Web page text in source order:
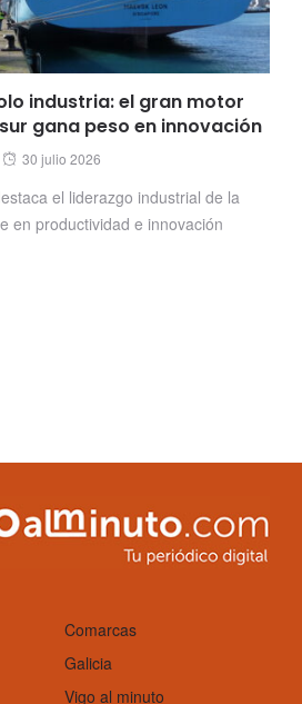
industria: el gran motor
gana peso en innovación
Posted
30 julio 2026
el liderazgo industrial de la
en productividad e innovación
Comarcas
Galicia
Vigo al minuto